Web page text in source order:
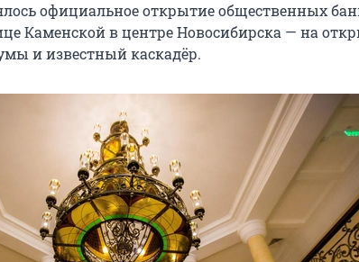
официальное открытие общественных
Каменской в центре Новосибирска — на
и известный каскадёр.